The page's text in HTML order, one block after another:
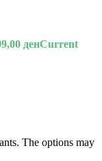
денCurrent
The options may